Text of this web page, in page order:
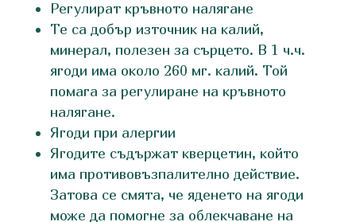
Регулират кръвното налягане
Те са добър източник на калий,
минерал, полезен за сърцето. В 1 ч.ч.
ягоди има около 260 мг. калий. Той
помага за регулиране на кръвното
налягане.
Ягоди при алергии
Ягодите съдържат кверцетин, който
има противовъзпалително действие.
Затова се смята, че яденето на ягоди
може да помогне за облекчаване на